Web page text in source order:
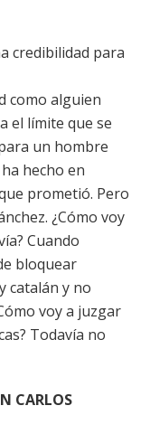
credibilidad para
como alguien
el límite que se
un hombre
hecho en
prometió. Pero
¿Cómo voy
Cuando
bloquear
catalán y no
voy a juzgar
Todavía no
CARLOS